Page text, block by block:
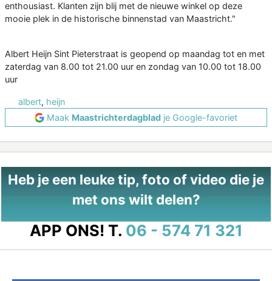
enthousiast. Klanten zijn blij met de nieuwe winkel op deze
mooie plek in de historische binnenstad van Maastricht."
Albert Heijn Sint Pieterstraat is geopend op maandag tot en met
zaterdag van 8.00 tot 21.00 uur en zondag van 10.00 tot 18.00
uur
albert, heijn
Maak Maastrichterdagblad je Google-favoriet
Heb je een leuke tip, foto of video die je
met ons wilt delen?
APP ONS! T. 06 - 574 71 321